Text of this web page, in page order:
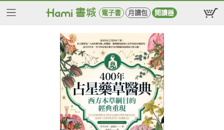
電子書 月讀包 閱讀器